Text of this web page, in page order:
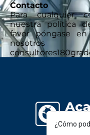
Contacto
Para cualquier
nuestra política
favor póngase
¿Cómo